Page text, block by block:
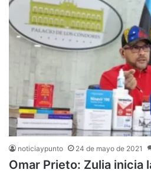
noticiaypunto 24 de mayo de 2021
Omar Prieto: Zulia inicia